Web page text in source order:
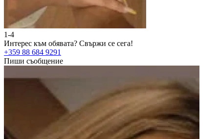
1-4
Интерес към обявата? Свържи се сега!
+359 88 684 9291
Пиши съобщение